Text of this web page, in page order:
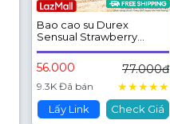
Bao cao su Durex
Sensual Strawberry
hương dâu (size 52mm,
hộp 3 bao)
56.000 77.000đ
9.3K Đã bán ★★★★★
Lấy Link Check Giá